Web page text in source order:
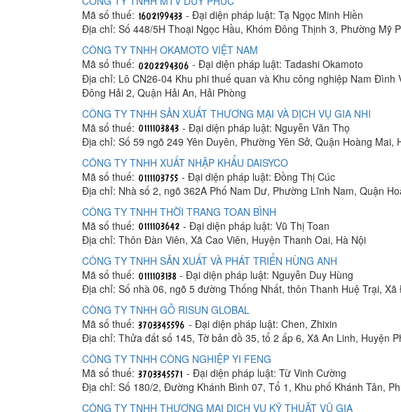
Mã số thuế:
- Đại diện pháp luật: Tạ Ngọc Minh Hiền
Địa chỉ: Số 448/5H Thoại Ngọc Hầu, Khóm Đông Thịnh 3, Phường Mỹ
CÔNG TY TNHH OKAMOTO VIỆT NAM
Mã số thuế:
- Đại diện pháp luật: Tadashi Okamoto
Địa chỉ: Lô CN26-04 Khu phi thuế quan và Khu công nghiệp Nam
Đông Hải 2, Quận Hải An, Hải Phòng
CÔNG TY TNHH SẢN XUẤT THƯƠNG MẠI VÀ DỊCH VỤ GIA NHI
Mã số thuế:
- Đại diện pháp luật: Nguyễn Văn Thọ
Địa chỉ: Số 59 ngõ 249 Yên Duyên, Phường Yên Sở, Quận Hoàng Mai,
CÔNG TY TNHH XUẤT NHẬP KHẨU DAISYCO
Mã số thuế:
- Đại diện pháp luật: Đồng Thị Cúc
Địa chỉ: Nhà số 2, ngõ 362A Phố Nam Dư, Phường Lĩnh Nam, Quận
CÔNG TY TNHH THỜI TRANG TOAN BÌNH
Mã số thuế:
- Đại diện pháp luật: Vũ Thị Toan
Địa chỉ: Thôn Đàn Viên, Xã Cao Viên, Huyện Thanh Oai, Hà Nội
CÔNG TY TNHH SẢN XUẤT VÀ PHÁT TRIỂN HÙNG ANH
Mã số thuế:
- Đại diện pháp luật: Nguyễn Duy Hùng
Địa chỉ: Số nhà 06, ngõ 5 đường Thống Nhất, thôn Thanh Huệ Trại,
CÔNG TY TNHH GỖ RISUN GLOBAL
Mã số thuế:
- Đại diện pháp luật: Chen, Zhixin
Địa chỉ: Thửa đất số 145, Tờ bản đồ 35, tổ 2 ấp 6, Xã An Linh, Huyện
CÔNG TY TNHH CÔNG NGHIỆP YI FENG
Mã số thuế:
- Đại diện pháp luật: Từ Vinh Cường
Địa chỉ: Số 180/2, Đường Khánh Bình 07, Tổ 1, Khu phố Khánh Tân,
CÔNG TY TNHH THƯƠNG MẠI DỊCH VỤ KỸ THUẬT VŨ GIA